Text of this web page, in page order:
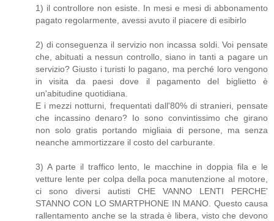
1) il controllore non esiste. In mesi e mesi di abbonamento
pagato regolarmente, avessi avuto il piacere di esibirlo
2) di conseguenza il servizio non incassa soldi. Voi pensate
che, abituati a nessun controllo, siano in tanti a pagare un
servizio? Giusto i turisti lo pagano, ma perché loro vengono
in visita da paesi dove il pagamento del biglietto è
un'abitudine quotidiana.
E i mezzi notturni, frequentati dall'80% di stranieri, pensate
che incassino denaro? Io sono convintissimo che girano
non solo gratis portando migliaia di persone, ma senza
neanche ammortizzare il costo del carburante.
3) A parte il traffico lento, le macchine in doppia fila e le
vetture lente per colpa della poca manutenzione al motore,
ci sono diversi autisti CHE VANNO LENTI PERCHE'
STANNO CON LO SMARTPHONE IN MANO. Questo causa
rallentamento anche se la strada è libera, visto che devono